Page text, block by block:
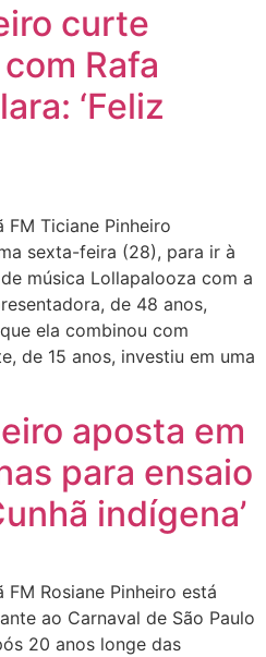
curte
Rafa
‘Feliz
FM Ticiane Pinheiro
sexta-feira (28), para ir à
música Lollapalooza com a
de 48 anos,
ela combinou com
de 15 anos, investiu em uma
aposta em
para ensaio
indígena’
FM Rosiane Pinheiro está
ao Carnaval de São Paulo
20 anos longe das